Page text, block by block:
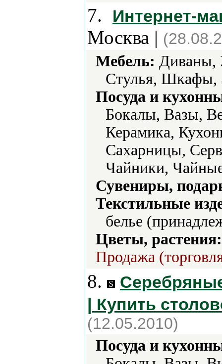
7. Интернет-
Москва |
Мебель: Диваны,
Стулья, Шкафы,
Посуда и
Бокалы, Вазы,
Керамика,
Сахарницы,
Чайники,
Сувениры,
Текстильные
белье
Цветы, растения:
Продажа
8.
| Купить
(12.05.2010)
Посуда и